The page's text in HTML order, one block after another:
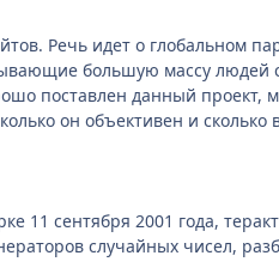
Речь идет о глобальном
большую массу людей
поставлен данный проект,
он объективен и сколько
11 сентября 2001 года,
случайных чисел,